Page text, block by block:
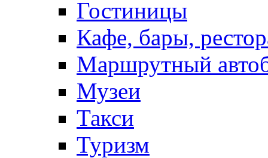
Гостиницы
Кафе, бары,
Маршрутный
Музеи
Такси
Туризм